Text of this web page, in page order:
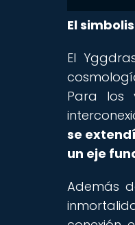
El
El
Para los
se
un eje
Además